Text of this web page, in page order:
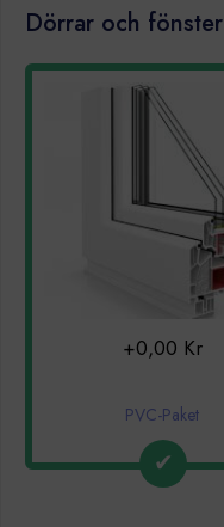
Dörrar och fönster
PVC-Paket
+0,00 Kr